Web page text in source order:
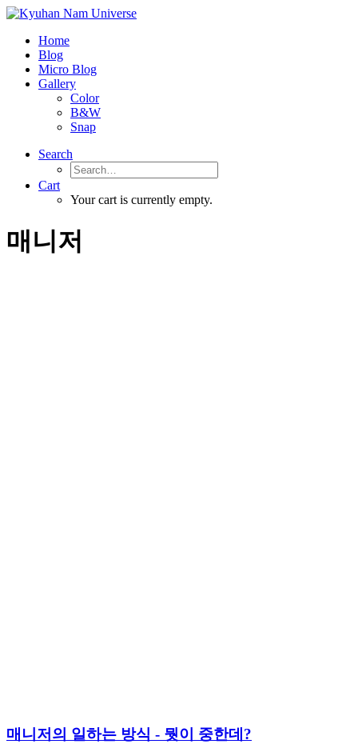
Home
Blog
Micro Blog
Gallery
Color
B&W
Snap
Search
Cart
Your cart is currently empty.
매니저
매니저의 일하는 방식 - 뭣이 중한데?